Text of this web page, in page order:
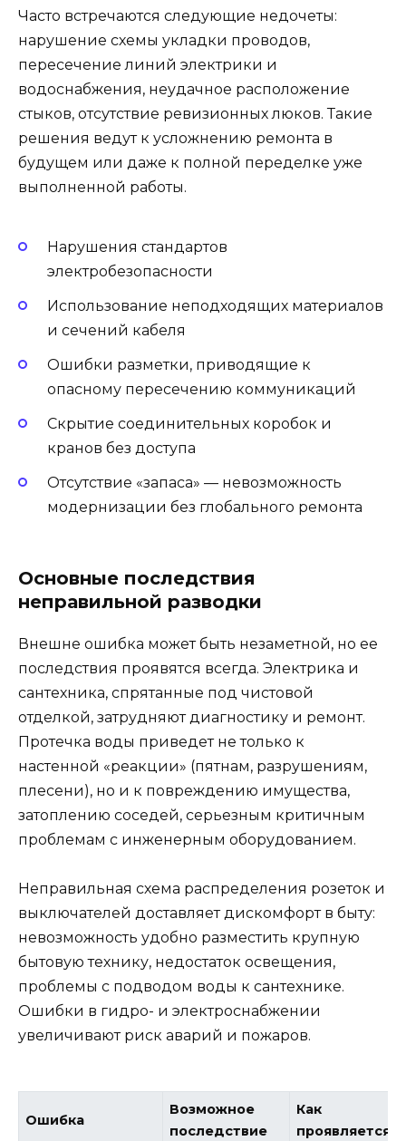
Часто встречаются следующие недочеты:
нарушение схемы укладки проводов,
пересечение линий электрики и
водоснабжения, неудачное расположение
стыков, отсутствие ревизионных люков. Такие
решения ведут к усложнению ремонта в
будущем или даже к полной переделке уже
выполненной работы.
Нарушения стандартов
электробезопасности
Использование неподходящих материалов
и сечений кабеля
Ошибки разметки, приводящие к
опасному пересечению коммуникаций
Скрытие соединительных коробок и
кранов без доступа
Отсутствие «запаса» — невозможность
модернизации без глобального ремонта
Основные последствия
неправильной разводки
Внешне ошибка может быть незаметной, но ее
последствия проявятся всегда. Электрика и
сантехника, спрятанные под чистовой
отделкой, затрудняют диагностику и ремонт.
Протечка воды приведет не только к
настенной «реакции» (пятнам, разрушениям,
плесени), но и к повреждению имущества,
затоплению соседей, серьезным критичным
проблемам с инженерным оборудованием.
Неправильная схема распределения розеток и
выключателей доставляет дискомфорт в быту:
невозможность удобно разместить крупную
бытовую технику, недостаток освещения,
проблемы с подводом воды к сантехнике.
Ошибки в гидро- и электроснабжении
увеличивают риск аварий и пожаров.
Ошибка
Возможное
последствие
Как
проявляется